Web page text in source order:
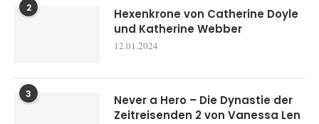
2
Hexenkrone von Catherine Doyle
und Katherine Webber
12.01.2024
3
Never a Hero – Die Dynastie der
Zeitreisenden 2 von Vanessa Len